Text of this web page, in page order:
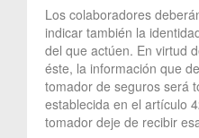
Los colaboradores
indicar también la
del que actúen. En virtud
éste, la información que
tomador de seguros será
establecida en el artículo
tomador deje de recibir